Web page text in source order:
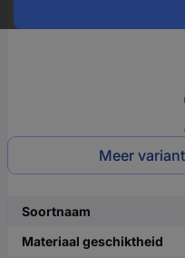
Meer
Soortnaam
Materiaal geschiktheid